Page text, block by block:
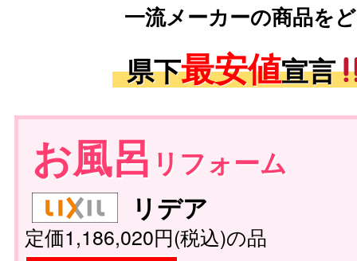
一流メーカーの商品を
県下最安値宣言
お風呂 リフォーム
リデア
定価1,186,020円(税込)の品